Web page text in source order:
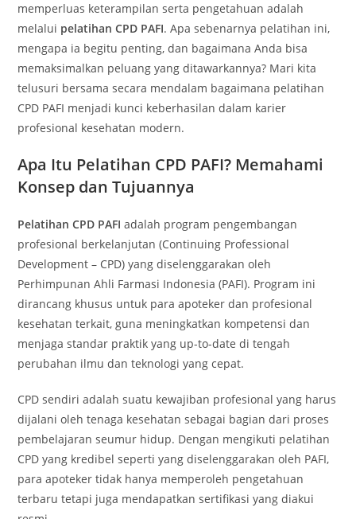
memperluas keterampilan serta pengetahuan adalah
melalui pelatihan CPD PAFI. Apa sebenarnya pelatihan ini,
mengapa ia begitu penting, dan bagaimana Anda bisa
memaksimalkan peluang yang ditawarkannya? Mari kita
telusuri bersama secara mendalam bagaimana pelatihan
CPD PAFI menjadi kunci keberhasilan dalam karier
profesional kesehatan modern.
Apa Itu Pelatihan CPD PAFI? Memahami
Konsep dan Tujuannya
Pelatihan CPD PAFI adalah program pengembangan
profesional berkelanjutan (Continuing Professional
Development – CPD) yang diselenggarakan oleh
Perhimpunan Ahli Farmasi Indonesia (PAFI). Program ini
dirancang khusus untuk para apoteker dan profesional
kesehatan terkait, guna meningkatkan kompetensi dan
menjaga standar praktik yang up-to-date di tengah
perubahan ilmu dan teknologi yang cepat.
CPD sendiri adalah suatu kewajiban profesional yang harus
dijalani oleh tenaga kesehatan sebagai bagian dari proses
pembelajaran seumur hidup. Dengan mengikuti pelatihan
CPD yang kredibel seperti yang diselenggarakan oleh PAFI,
para apoteker tidak hanya memperoleh pengetahuan
terbaru tetapi juga mendapatkan sertifikasi yang diakui